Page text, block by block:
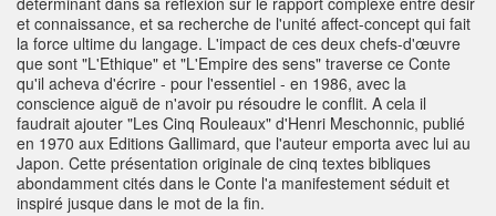
et connaissance, et sa recherche de l'unité affect-concept qui fait
la force ultime du langage. L'impact de ces deux chefs-d'œuvre
que sont "L'Ethique" et "L'Empire des sens" traverse ce Conte
qu'il acheva d'écrire - pour l'essentiel - en 1986, avec la
conscience aiguë de n'avoir pu résoudre le conflit. A cela il
faudrait ajouter "Les Cinq Rouleaux" d'Henri Meschonnic, publié
en 1970 aux Editions Gallimard, que l'auteur emporta avec lui au
Japon. Cette présentation originale de cinq textes bibliques
abondamment cités dans le Conte l'a manifestement séduit et
inspiré jusque dans le mot de la fin.